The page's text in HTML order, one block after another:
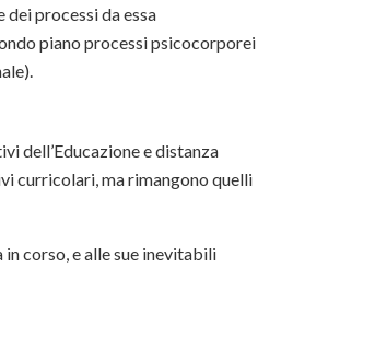
processi da essa
piano processi psicocorporei
dell’Educazione e distanza
curricolari, ma rimangono quelli
corso, e alle sue inevitabili